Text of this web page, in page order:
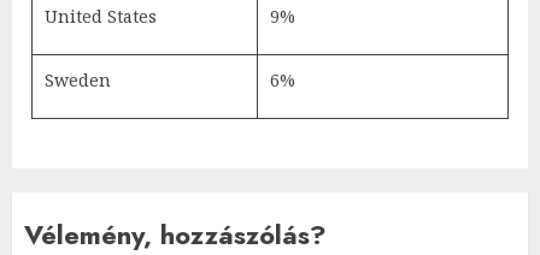
United States 9%
Sweden 6%
Vélemény, hozzászólás?